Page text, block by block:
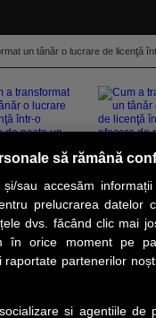
un tânăr o lucrare de licenţă
să rămână
sau accesăm informații
prelucrarea datelor
dvs. făcând clic mai
în orice moment pe
partenerilor
si agentiile de